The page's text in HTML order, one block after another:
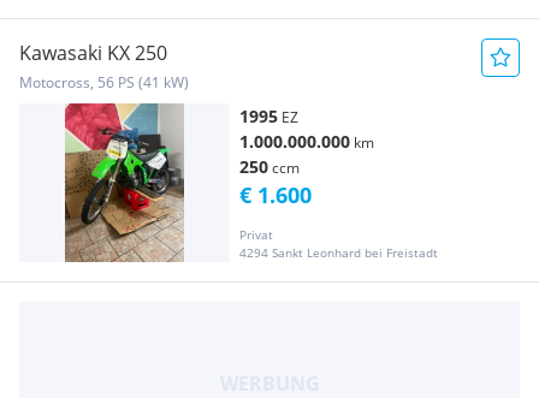
Kawasaki KX 250
Motocross, 56 PS (41 kW)
1995 EZ
1.000.000.000 km
250ccm
Privat
4294 Sankt Leonhard bei Freistadt
€ 1.600